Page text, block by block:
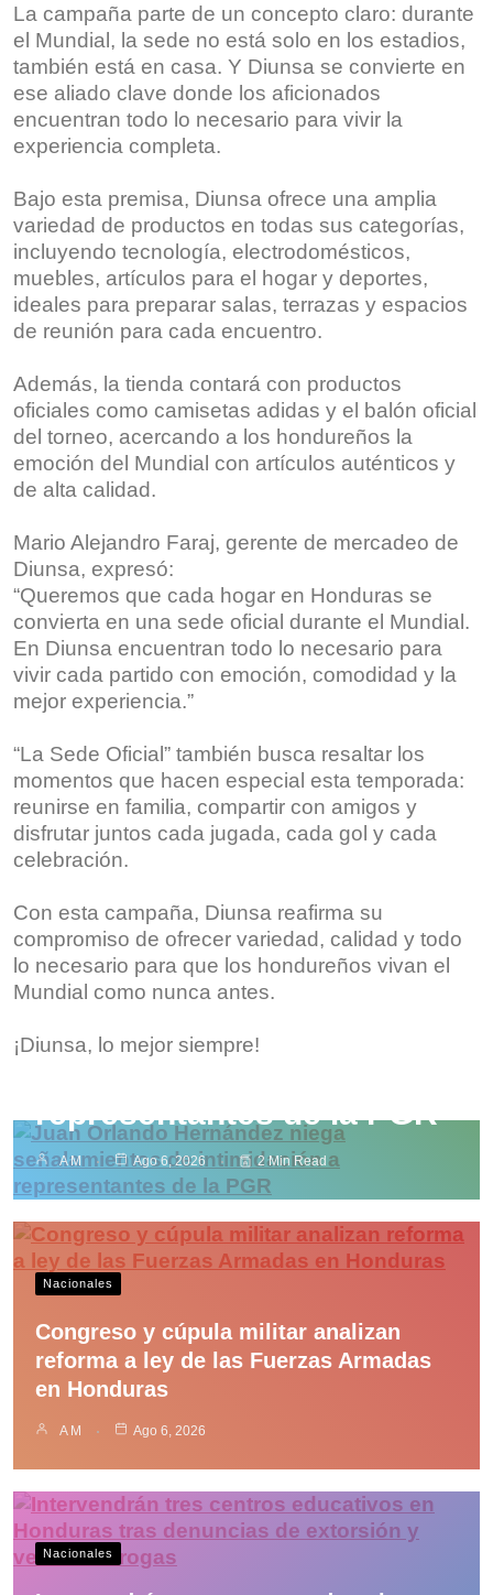
La campaña parte de un concepto claro: durante
el Mundial, la sede no está solo en los estadios,
también está en casa. Y Diunsa se convierte en
ese aliado clave donde los aficionados
encuentran todo lo necesario para vivir la
experiencia completa.
Bajo esta premisa, Diunsa ofrece una amplia
variedad de productos en todas sus categorías,
incluyendo tecnología, electrodomésticos,
muebles, artículos para el hogar y deportes,
ideales para preparar salas, terrazas y espacios
de reunión para cada encuentro.
Además, la tienda contará con productos
oficiales como camisetas adidas y el balón oficial
del torneo, acercando a los hondureños la
emoción del Mundial con artículos auténticos y
de alta calidad.
Mario Alejandro Faraj, gerente de mercadeo de
Diunsa, expresó:
“Queremos que cada hogar en Honduras se
convierta en una sede oficial durante el Mundial.
En Diunsa encuentran todo lo necesario para
vivir cada partido con emoción, comodidad y la
mejor experiencia.”
“La Sede Oficial” también busca resaltar los
momentos que hacen especial esta temporada:
reunirse en familia, compartir con amigos y
disfrutar juntos cada jugada, cada gol y cada
celebración.
Con esta campaña, Diunsa reafirma su
compromiso de ofrecer variedad, calidad y todo
lo necesario para que los hondureños vivan el
Mundial como nunca antes.
¡Diunsa, lo mejor siempre!
Nacionales
Juan Orlando Hernández
niega señalamientos de
representantes de la PGR
A M Ago 6, 2026 2 Min Read
Nacionales
Congreso y cúpula militar analizan
reforma a ley de las Fuerzas Armadas
en Honduras
A M Ago 6, 2026
Nacionales